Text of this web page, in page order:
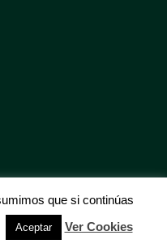
RESERVADOS.
- ACCESIBILIDAD
que si continúas
Aceptar Ver Cookies